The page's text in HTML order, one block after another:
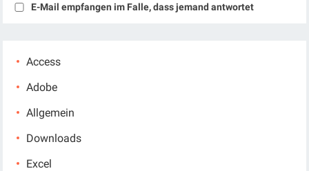
E-Mail empfangen im Falle, dass jemand antwortet
Access
Adobe
Allgemein
Downloads
Excel